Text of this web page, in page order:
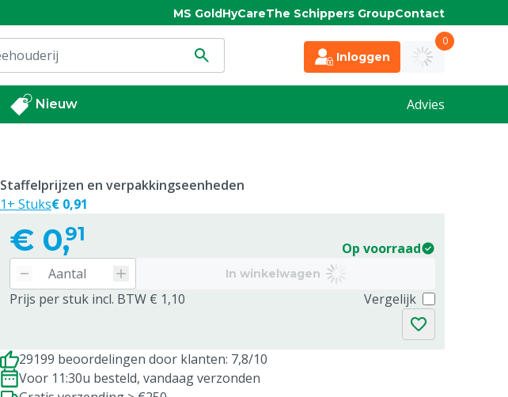
MS GoldHyCareThe Schippers GroupContact
Inloggen
0
Nieuw Advies
€ 0,91
Op voorraad
In winkelwagen
Prijs per stuk incl. BTW € 1,10 Vergelijk
Staffelprijzen en verpakkingseenheden
1+ Stuks€ 0,91
29199 beoordelingen door klanten: 7,8/10
Voor 11:30u besteld, vandaag verzonden